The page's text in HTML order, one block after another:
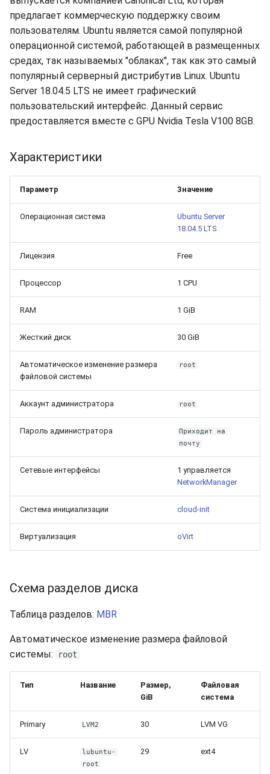
e
a
r
c
h
n
Доступность
Безопасность
Интеграция
Эффективность
Отчёты
Расписание проверок
Общий доступ
Статистика
16.04.6 (2021-01-19)
Как добавить новый диск
в Linux?
Как расширить
существующий диск в
Linux?
SSH
Бэкапы
Поиск
Удаление файлов
Скачивание файла
Синхронизация с
Gateways
Способы подключений
Гайды
Ресурсы
предлагает коммерческую поддержку своим
пользователям. Ubuntu является самой популярной
операционной системой, работающей в размещенных
средах, так называемых "облаках", так как это самый
популярный серверный дистрибутив Linux. Ubuntu
Server 18.04.5 LTS не имеет графический
пользовательский интерфейс. Данный сервис
предоставляется вместе с GPU Nvidia Tesla V100 8GB.
Характеристики
Параметр Значение
Операционная система
Ubuntu Server
18.04.5 LTS
Лицензия Free
Процессор 1 CPU
RAM 1 GiB
Жесткий диск 30 GiB
Автоматическое изменение размера
файловой системы
root
Аккаунт администратора root
Пароль администратора
Приходит на
почту
Сетевые интерфейсы
1 управляется
NetworkManager
Система инициализации cloud-init
Виртуализация oVirt
Схема разделов диска
Таблица разделов: MBR
Автоматическое изменение размера файловой
системы:
root
Тип Название
Размер,
GiB
Файловая
система
Primary LVM2 30 LVM VG
LV
lubuntu-
root
29 ext4